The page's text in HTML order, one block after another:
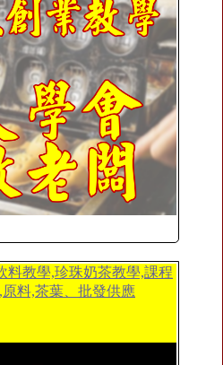
料教學,珍珠奶茶教學,課程
料,茶葉、批發供應